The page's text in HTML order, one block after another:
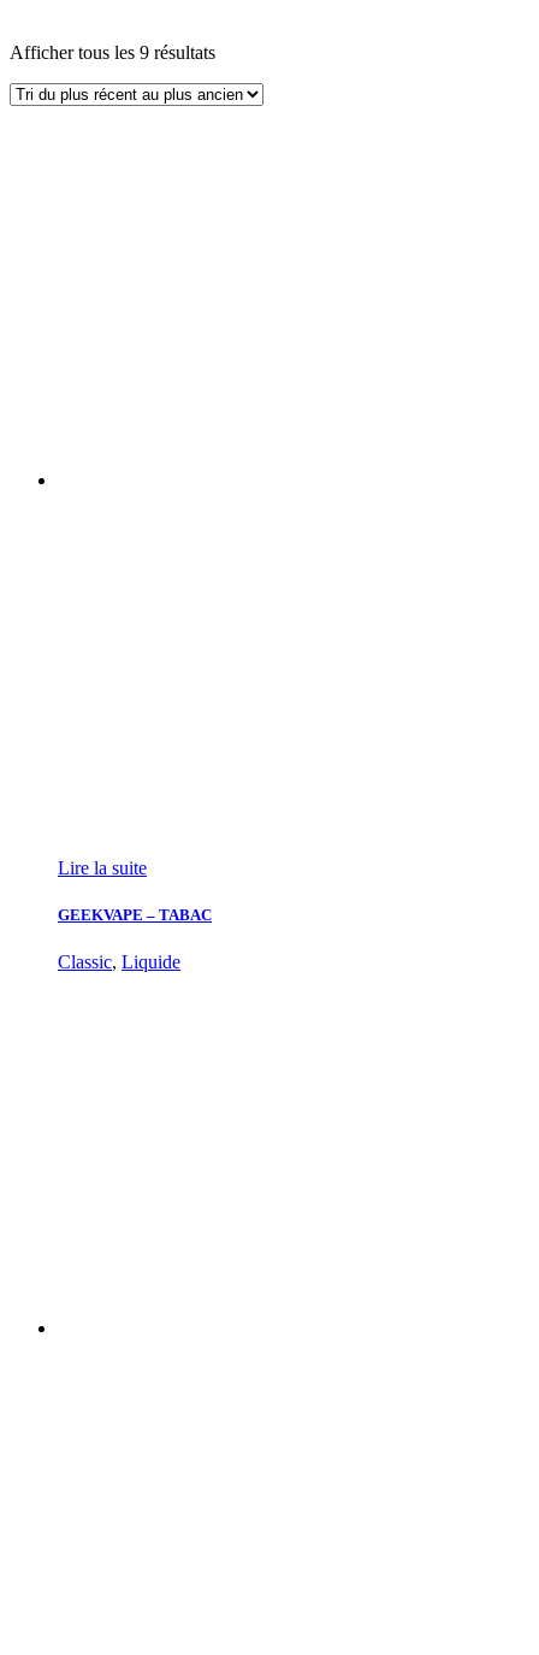
Afficher tous les 9 résultats
Lire la suite
GEEKVAPE – TABAC
Classic, Liquide